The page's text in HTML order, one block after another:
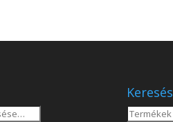
Keresés
Keresés